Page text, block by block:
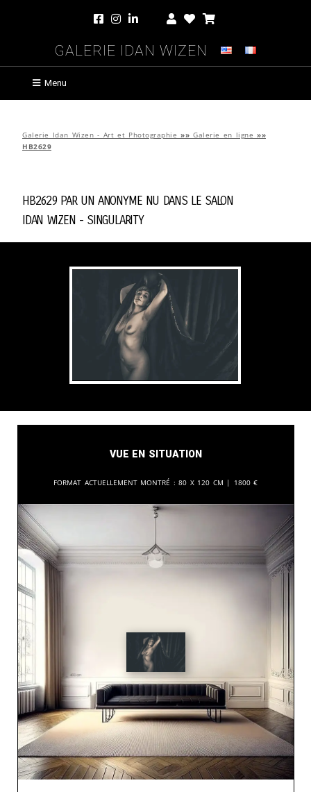
Galerie Idan Wizen
Menu
Galerie Idan Wizen - Art et Photographie »» Galerie en ligne »»
HB2629
HB2629 parUn Anonyme Nu Dans Le Salon
Idan Wizen - Singularity
Vue en situation
Format actuellement montré : 80 x 120 cm | 1800 €